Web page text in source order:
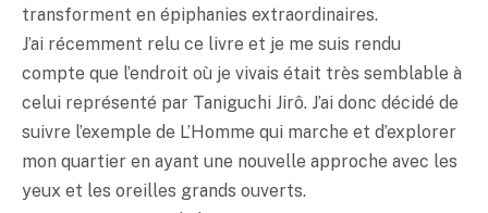
transforment en épiphanies extraordinaires.
J’ai récemment relu ce livre et je me suis rendu
compte que l’endroit où je vivais était très semblable à
celui représenté par Taniguchi Jirô. J’ai donc décidé de
suivre l’exemple de L’Homme qui marche et d’explorer
mon quartier en ayant une nouvelle approche avec les
yeux et les oreilles grands ouverts.